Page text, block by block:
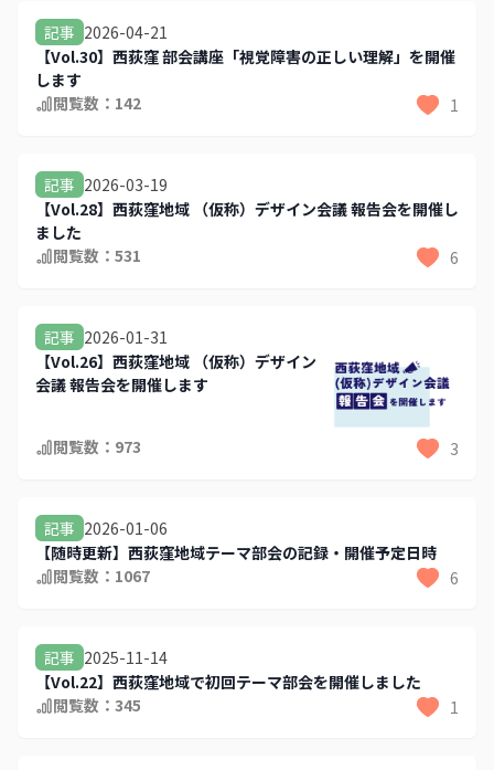
記事 2026-04-21
【Vol.30】西荻窪 部会講座「視覚障害の正しい理解」を開催
します
閲覧数： 142 1
記事 2026-03-19
【Vol.28】西荻窪地域 （仮称）デザイン会議 報告会を開催し
ました
閲覧数： 531 6
記事 2026-01-31
【Vol.26】西荻窪地域 （仮称）デザイン
会議 報告会を開催します
閲覧数： 973 3
記事 2026-01-06
【随時更新】西荻窪地域テーマ部会の記録・開催予定日時
閲覧数： 1067 6
記事 2025-11-14
【Vol.22】西荻窪地域で初回テーマ部会を開催しました
閲覧数： 345 1